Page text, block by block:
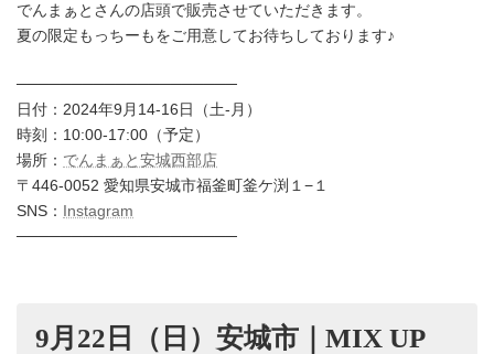
でんまぁとさんの店頭で販売させていただきます。
夏の限定もっちーもをご用意してお待ちしております♪
────────────────────
日付：2024年9月14-16日（土-月）
時刻：10:00-17:00（予定）
場所： でんまぁと安城西部店
〒446-0052 愛知県安城市福釜町釜ケ渕１−１
SNS： Instagram
────────────────────
9月22日（日）安城市｜MIX UP